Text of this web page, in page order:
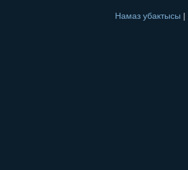
Намаз убактысы |